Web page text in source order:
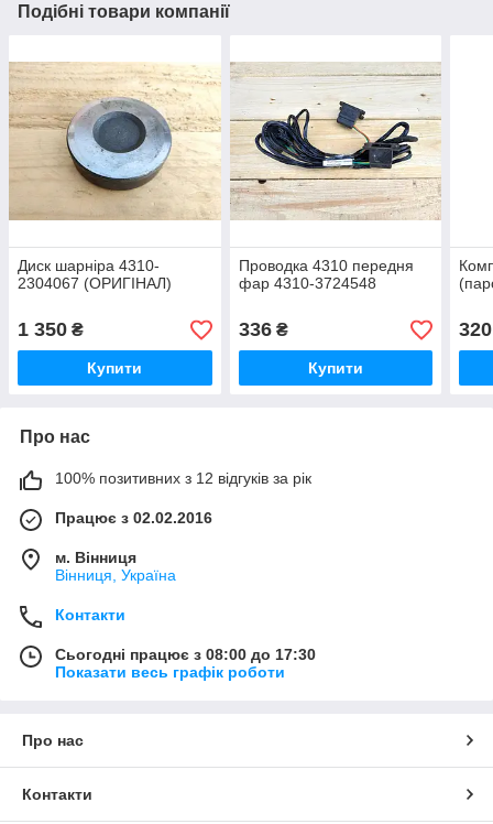
Подібні товари компанії
Диск шарніра 4310-
2304067 (ОРИГІНАЛ)
1 350 ₴
Купити
Проводка 4310 передня
фар 4310-3724548
336₴
Купити
320
Про нас
100% позитивних з 12 відгуків за рік
Працює з 02.02.2016
м. Вінниця
Вінниця, Україна
Контакти
Сьогодні працює з 08:00 до 17:30
Показати весь графік роботи
Про нас
Контакти